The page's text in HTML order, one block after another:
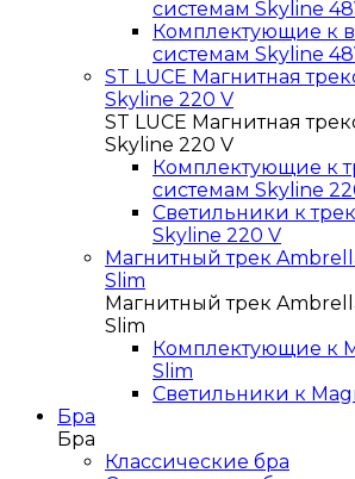
системам Skyline
Комплектующие к
системам Skyline
ST LUCE Магнитная
Skyline 220 V
ST LUCE Магнитная
Skyline 220 V
Комплектующие к
системам Skyline
Светильники к
Skyline 220 V
Магнитный трек
Slim
Магнитный трек
Slim
Комплектующие к
Slim
Светильники к
Бра
Бра
Классические бра